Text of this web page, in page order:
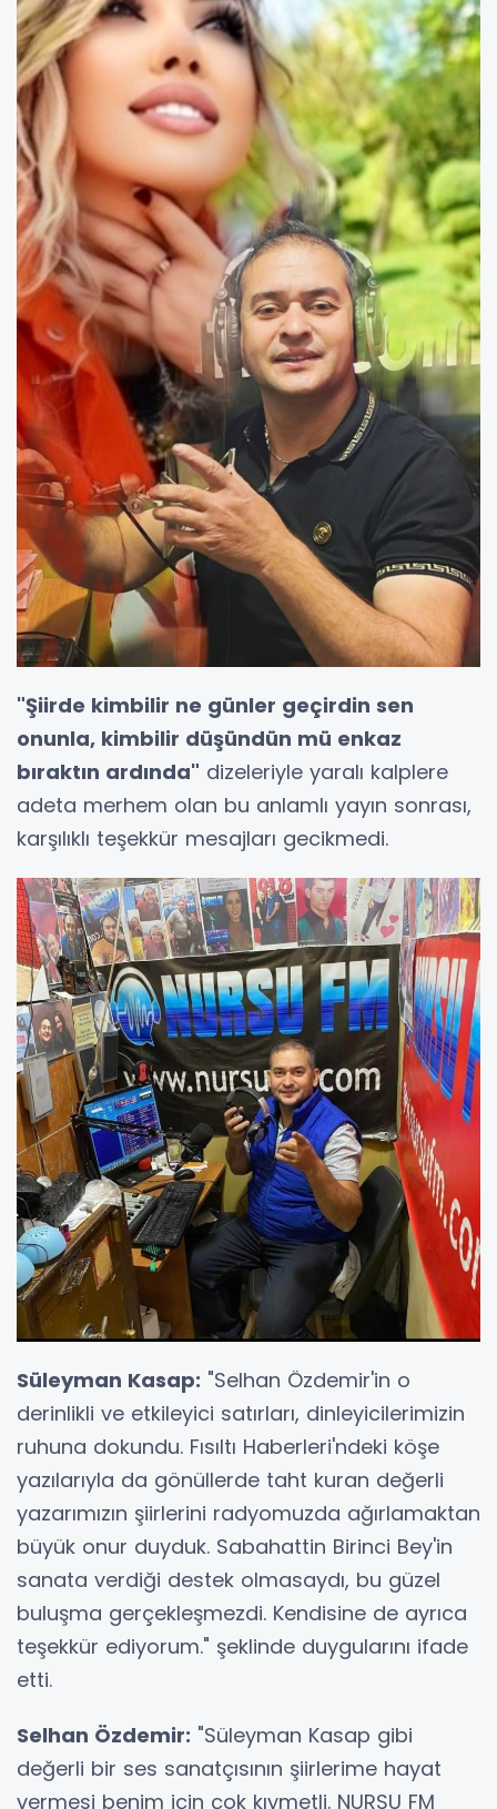
"Şiirde kimbilir ne günler geçirdin sen
onunla, kimbilir düşündün mü enkaz
bıraktın ardında" dizeleriyle yaralı kalplere
adeta merhem olan bu anlamlı yayın sonrası,
karşılıklı teşekkür mesajları gecikmedi.
Süleyman Kasap: "Selhan Özdemir'in o
derinlikli ve etkileyici satırları, dinleyicilerimizin
ruhuna dokundu. Fısıltı Haberleri'ndeki köşe
yazılarıyla da gönüllerde taht kuran değerli
yazarımızın şiirlerini radyomuzda ağırlamaktan
büyük onur duyduk. Sabahattin Birinci Bey'in
sanata verdiği destek olmasaydı, bu güzel
buluşma gerçekleşmezdi. Kendisine de ayrıca
teşekkür ediyorum." şeklinde duygularını ifade
etti.
Selhan Özdemir: "Süleyman Kasap gibi
değerli bir ses sanatçısının şiirlerime hayat
vermesi benim için çok kıymetli. NURSU FM